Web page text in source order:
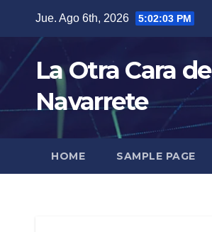
content
Jue. Ago 6th, 2026 5:02:04 PM
La Otra Cara de
Navarrete
HOME SAMPLE PAGE